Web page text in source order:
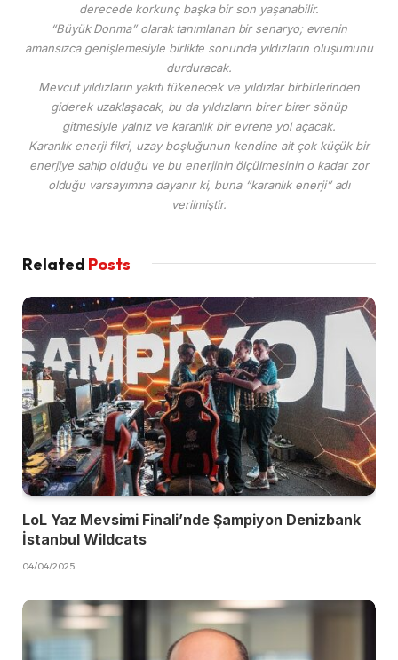
derecede korkunç başka bir son yaşanabilir.
“Büyük Donma” olarak tanımlanan bir senaryo; evrenin
amansızca genişlemesiyle birlikte sonunda yıldızların oluşumunu
durduracak.
Mevcut yıldızların yakıtı tükenecek ve yıldızlar birbirlerinden
giderek uzaklaşacak, bu da yıldızların birer birer sönüp
gitmesiyle yalnız ve karanlık bir evrene yol açacak.
Karanlık enerji fikri, uzay boşluğunun kendine ait çok küçük bir
enerjiye sahip olduğu ve bu enerjinin ölçülmesinin o kadar zor
olduğu varsayımına dayanır ki, buna “karanlık enerji” adı
verilmiştir.
Related Posts
LoL Yaz Mevsimi Finali’nde Şampiyon Denizbank
İstanbul Wildcats
04/04/2025